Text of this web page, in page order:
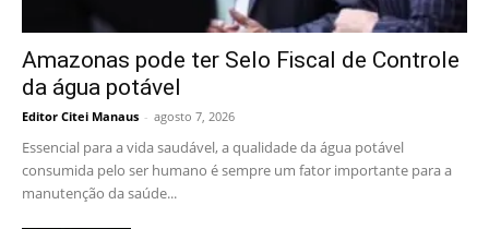
Amazonas pode ter Selo Fiscal de Controle
da água potável
Editor Citei Manaus - agosto 7, 2026
Essencial para a vida saudável, a qualidade da água potável
consumida pelo ser humano é sempre um fator importante para a
manutenção da saúde...